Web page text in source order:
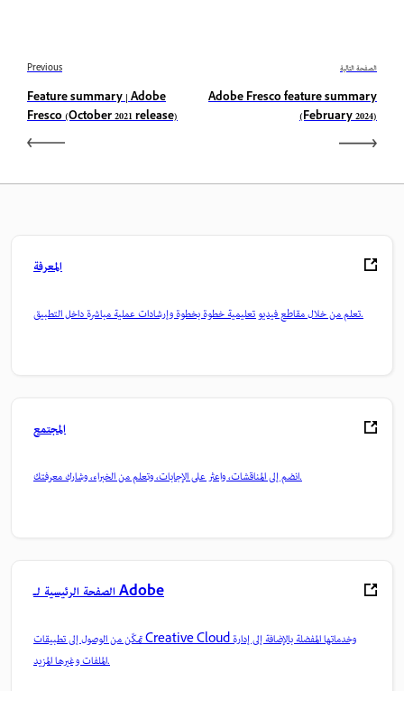
Previous
Feature summary | Adobe
Fresco (October 2021 release)
الصفحة التالية
Adobe Fresco feature summary
(February 2024)
المعرفة
تعلم من خلال مقاطع فيديو تعليمية خطوة بخطوة وإرشادات عملية مباشرة داخل التطبيق.
المجتمع
انضم إلى المناقشات، واعثر على الإجابات، وتعلم من الخبراء، وشارك معرفتك.
الصفحة الرئيسية لـ Adobe
تمكّن من الوصول إلى تطبيقات Creative Cloud وخدماتها المفضلة بالإضافة إلى إدارة
الملفات وغيرها المزيد.